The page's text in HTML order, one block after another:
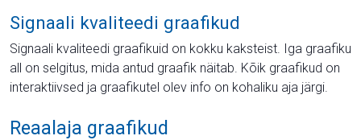
Signaali kvaliteedi graafikud
Signaali kvaliteedi graafikuid on kokku kaksteist. Iga graafiku
all on selgitus, mida antud graafik näitab. Kõik graafikud on
interaktiivsed ja graafikutel olev info on kohaliku aja järgi.
Reaalaja graafikud